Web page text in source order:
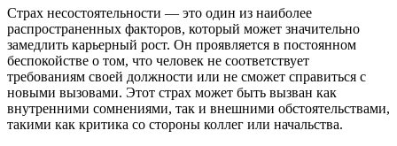
Страх несостоятельности — это один из наиболее
распространенных факторов, который может значительно
замедлить карьерный рост. Он проявляется в постоянном
беспокойстве о том, что человек не соответствует
требованиям своей должности или не сможет справиться с
новыми вызовами. Этот страх может быть вызван как
внутренними сомнениями, так и внешними обстоятельствами,
такими как критика со стороны коллег или начальства.